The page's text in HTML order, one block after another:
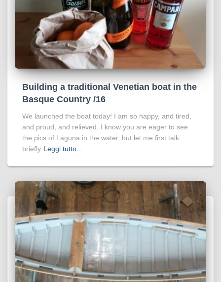
Building a traditional Venetian boat in the
Basque Country /16
We launched the boat today! I am so happy, and tired,
and proud, and relieved. I know you are eager to see
the pics of Laguna in the water, but let me first talk
briefly Leggi tutto…